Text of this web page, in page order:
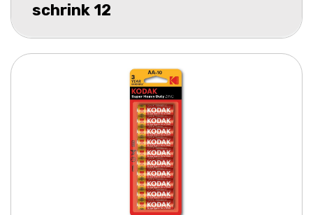
schrink 12